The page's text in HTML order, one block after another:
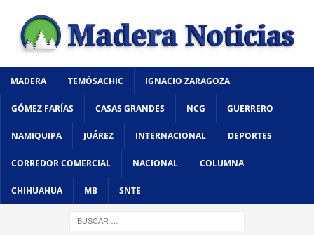
MADERA TEMÓSACHIC IGNACIO ZARAGOZA
GÓMEZ FARÍAS CASAS GRANDES NCG GUERRERO
NAMIQUIPA JUÁREZ INTERNACIONAL DEPORTES
CORREDOR COMERCIAL NACIONAL COLUMNA
CHIHUAHUA MB SNTE